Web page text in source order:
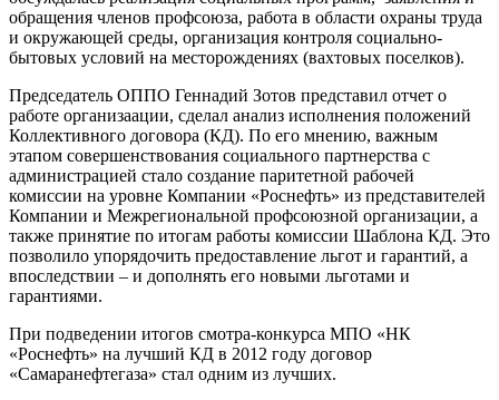
обращения членов профсоюза, работа в области охраны труда
и окружающей среды, организация контроля социально-
бытовых условий на месторождениях (вахтовых поселков).
Председатель ОППО Геннадий Зотов представил отчет о
работе организаации, сделал анализ исполнения положений
Коллективного договора (КД). По его мнению, важным
этапом совершенствования социального партнерства с
администрацией стало создание паритетной рабочей
комиссии на уровне Компании «Роснефть» из представителей
Компании и Межрегиональной профсоюзной организации, а
также принятие по итогам работы комиссии Шаблона КД. Это
позволило упорядочить предоставление льгот и гарантий, а
впоследствии – и дополнять его новыми льготами и
гарантиями.
При подведении итогов смотра-конкурса МПО «НК
«Роснефть» на лучший КД в 2012 году договор
«Самаранефтегаза» стал одним из лучших.